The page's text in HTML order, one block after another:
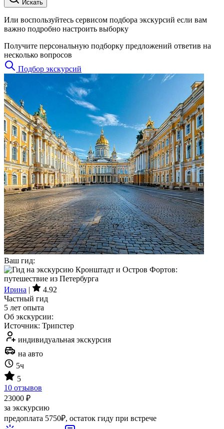
Искать
Или воспользуйтесь сервисом подбора экскурсий если вам
важно подробно настроить выборку
Получите персональную подборку предложений ответив на
несколько вопросов
Подбор экскурсий
Ваш гид:
Ирина |
4.92
Частный гид
5 лет опыта
Об экскурсии:
Источник: Трипстер
индивидуальная экскурсия
на авто
5ч
5
10 отзывов
23000 ₽
за экскурсию
предоплата 5750₽, остаток гиду при встрече